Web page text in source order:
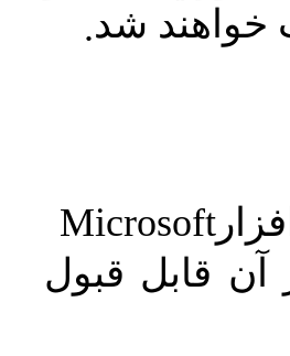
شد.
Microsoft
قابل قبول